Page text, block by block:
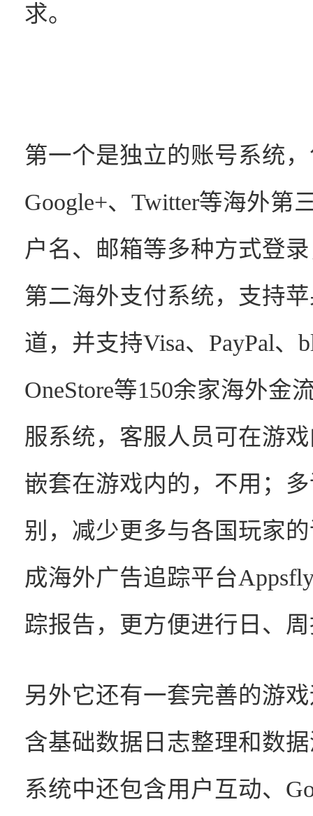
求。
第一个是独立的账号系统
Google+、Twitter等海外第
户名、邮箱等多种方式登
第二海外支付系统，支持
道，并支持Visa、PayPal、
OneStore等150余家海外金
服系统，客服人员可在游
嵌套在游戏内的，不用；
别，减少更多与各国玩家
成海外广告追踪平台
踪报告，更方便进行日、
另外它还有一套完善的游
含基础数据日志整理和数
系统中还包含用户互动、